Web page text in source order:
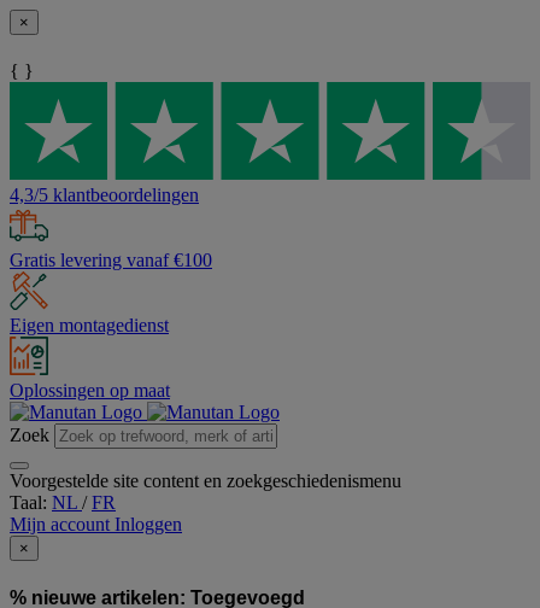
×
{ }
4,3/5 klantbeoordelingen
Gratis levering vanaf €100
Eigen montagedienst
Oplossingen op maat
Zoek
Voorgestelde site content en zoekgeschiedenismenu
Taal: NL /FR
Mijn account Inloggen
×
% nieuwe artikelen: Toegevoegd